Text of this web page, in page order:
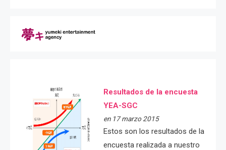
Resultados de la encuesta
YEA-SGC
en 17 marzo 2015
Estos son los resultados de la
encuesta realizada a nuestro